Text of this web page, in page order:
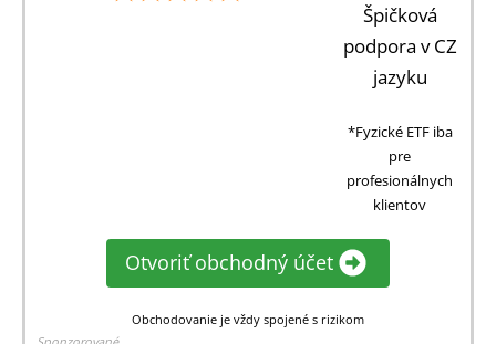
Špičková
podpora v CZ
jazyku
*Fyzické ETF iba
pre
profesionálnych
klientov
Otvoriť obchodný účet
Obchodovanie je vždy spojené s rizikom